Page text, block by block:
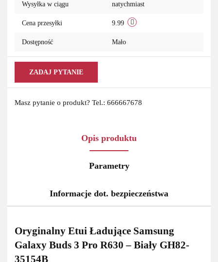
Wysyłka w ciągu natychmiast
Cena przesyłki 9.99
Dostępność Mało
ZADAJ PYTANIE
Masz pytanie o produkt? Tel.: 666667678
Opis produktu
Parametry
Informacje dot. bezpieczeństwa
Oryginalny Etui Ładujące Samsung
Galaxy Buds 3 Pro R630 – Biały GH82-
35154B